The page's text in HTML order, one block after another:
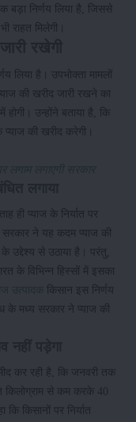
बड़ा निर्णय लिया है, जिससे
राहत मिलेगी।
लिया है। उपभोक्ता मामलों
की खरीद जारी रखने का
उन्होंने बताया है, कि
की खरीद करेगी।
लगाम लगाएगी सरकार
ही प्याज के निर्यात पर
सरकार ने यह कदम प्याज की
उद्देश्य से उठाया है। परंतु,
के विभिन्न हिस्सों में इसका
उत्पादक
किसान इस निर्णय
के मध्य सरकार ने प्याज की
कर रही है, कि जनवरी तक
किलोग्राम से कम करके 40
किसानों पर निर्यात